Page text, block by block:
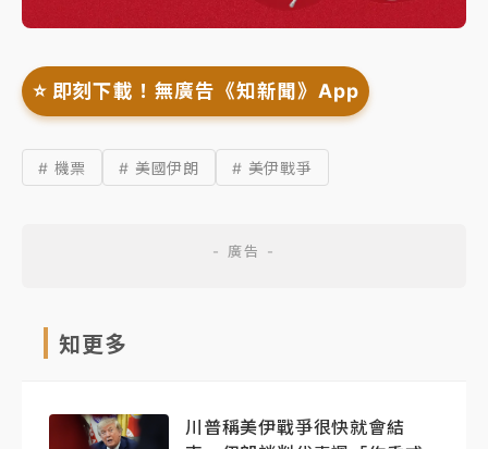
⭐️ 即刻下載！無廣告《知新聞》App
# 機票 # 美國伊朗 # 美伊戰爭
知更多
川普稱美伊戰爭很快就會結